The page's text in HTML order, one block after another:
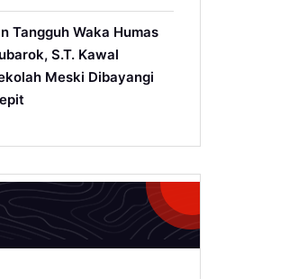
Tangguh Waka Humas
S.T. Kawal
Meski Dibayangi